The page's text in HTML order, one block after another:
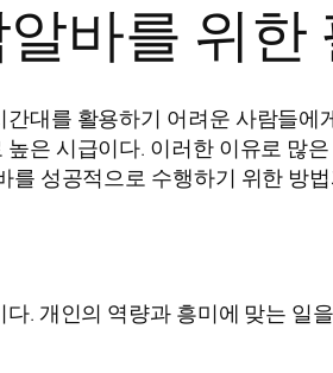
바를 위한
대를 활용하기 어려운 사람들
은 시급이다. 이러한 이유로 많
성공적으로 수행하기 위한 방
. 개인의 역량과 흥미에 맞는 일